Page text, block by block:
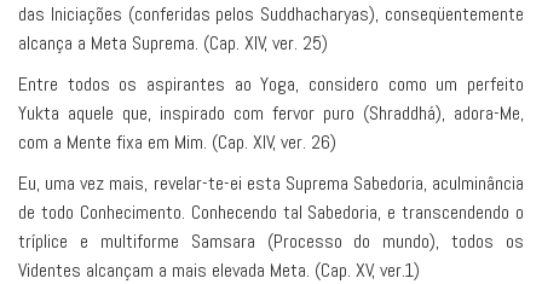
das Iniciações (conferidas pelos Suddhacharyas), conseqüentemente
alcança a Meta Suprema. (Cap. XIV, ver. 25)
Entre todos os aspirantes ao Yoga, considero como um perfeito
Yukta aquele que, inspirado com fervor puro (Shraddhá), adora-Me,
com a Mente fixa em Mim. (Cap. XIV, ver. 26)
Eu, uma vez mais, revelar-te-ei esta Suprema Sabedoria, aculminância
de todo Conhecimento. Conhecendo tal Sabedoria, e transcendendo o
tríplice e multiforme Samsara (Processo do mundo), todos os
Videntes alcançam a mais elevada Meta. (Cap. XV, ver.1)